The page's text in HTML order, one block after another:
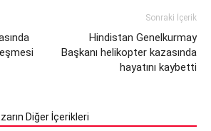
Sonraki İçerik
Hindistan Genelkurmay
Başkanı helikopter kazasında
hayatını kaybetti
Diğer İçerikleri